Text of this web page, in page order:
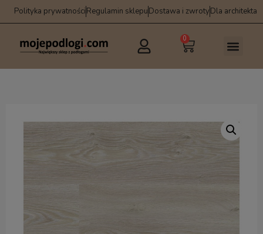
Polityka prywatnościRegulamin sklepuDostawa i zwrotyDla architekta
0